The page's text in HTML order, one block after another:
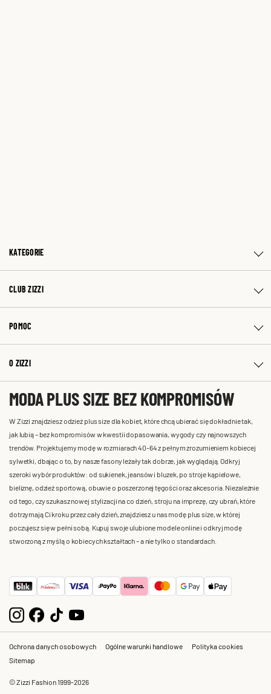
KATEGORIE
CLUB ZIZZI
POMOC
O ZIZZI
MODA PLUS SIZE BEZ KOMPROMISÓW
W Zizzi znajdziesz odzież plus size dla kobiet, które chcą ubierać się dokładnie tak,
jak lubią – bez kompromisów w kwestii dopasowania, wygody czy najnowszych
trendów. Projektujemy modę w rozmiarach 40-64 z pełnym zrozumieniem kobiecej
sylwetki, dbając o to, by nasze fasony leżały tak dobrze, jak wyglądają. Odkryj
szeroki wybór produktów: od sukienek, jeansów i bluzek, po stroje kąpielowe,
bieliznę, odzież sportową, obuwie o poszerzonej tęgości oraz akcesoria. Niezależnie
od tego, czy szukasz nowej stylizacji na co dzień, stroju na imprezę, czy ubrań, które
dotrzymają Ci kroku przez cały dzień, znajdziesz u nas modę plus size, w której
poczujesz się w pełni sobą. Kupuj swoje ulubione modele online i odkryj modę
stworzoną z myślą o kobiecych kształtach – a nie tylko o standardach.
Ochrona danych osobowych Ogólne warunki handlowe
Polityka cookies
Sitemap
© Zizzi Fashion 1999-2026